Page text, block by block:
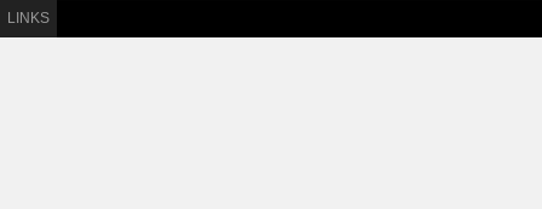
LINKS